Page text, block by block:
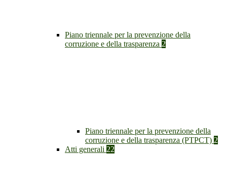
Piano triennale per la prevenzione della
corruzione e della trasparenza 2
Piano triennale per la prevenzione della
corruzione e della trasparenza (PTPCT) 2
Atti generali 22